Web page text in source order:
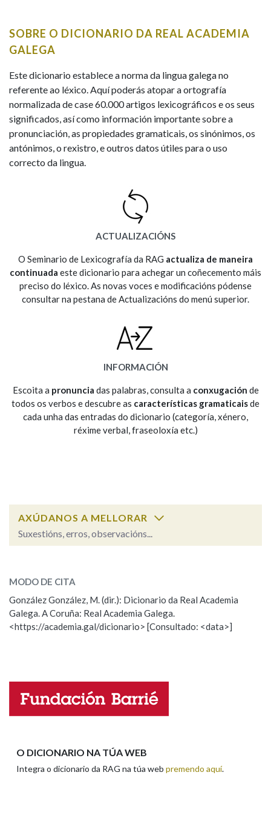
CASA-MUSEO EMILIA PARDO
HISTORIA
PRIMAVERA DAS LETRAS
PORTAL DAS PALABRAS
Comeza por
Remata por
Contén
Nos exemplos
Na fraseoloxía
Marcas gramaticais
SOBRE O DICIONARIO DA REAL ACADEMIA
GALEGA
Este dicionario establece a norma da lingua galega no
referente ao léxico. Aquí poderás atopar a ortografía
normalizada de case 60.000 artigos lexicográficos e os seus
significados, así como información importante sobre a
pronunciación, as propiedades gramaticais, os sinónimos, os
antónimos, o rexistro, e outros datos útiles para o uso
correcto da lingua.
ACTUALIZACIÓNS
O Seminario de Lexicografía da RAG actualiza de maneira
continuada este dicionario para achegar un coñecemento máis
preciso do léxico. As novas voces e modificacións pódense
consultar na pestana de Actualizacións do menú superior.
INFORMACIÓN
Escoita a pronuncia das palabras, consulta a conxugación de
todos os verbos e descubre as características gramaticaisde
cada unha das entradas do dicionario (categoría, xénero,
réxime verbal, fraseoloxía etc.)
AXÚDANOS A MELLORAR
Suxestións, erros, observacións...
Observación
Nome
Comentario
MODO DE CITA
González González, M. (dir.): Dicionario da Real Academia
Galega. A Coruña: Real Academia Galega.
<https://academia.gal/dicionario> [Consultado: <data>]
O DICIONARIO NA TÚA WEB
Integra o dicionario da RAG na túa web premendo aquí.